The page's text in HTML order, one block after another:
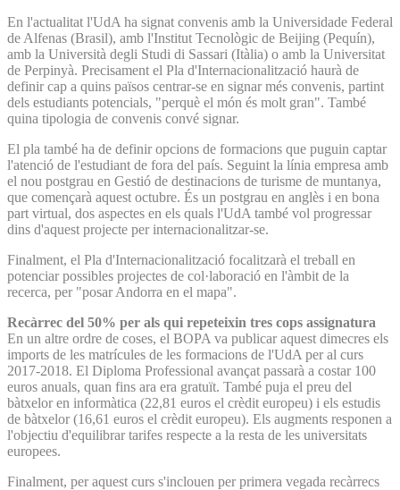
En l'actualitat l'UdA ha signat convenis amb la Universidade Federal
de Alfenas (Brasil), amb l'Institut Tecnològic de Beijing (Pequín),
amb la Università degli Studi di Sassari (Itàlia) o amb la Universitat
de Perpinyà. Precisament el Pla d'Internacionalització haurà de
definir cap a quins països centrar-se en signar més convenis, partint
dels estudiants potencials, "perquè el món és molt gran". També
quina tipologia de convenis convé signar.
El pla també ha de definir opcions de formacions que puguin captar
l'atenció de l'estudiant de fora del país. Seguint la línia empresa amb
el nou postgrau en Gestió de destinacions de turisme de muntanya,
que començarà aquest octubre. És un postgrau en anglès i en bona
part virtual, dos aspectes en els quals l'UdA també vol progressar
dins d'aquest projecte per internacionalitzar-se.
Finalment, el Pla d'Internacionalització focalitzarà el treball en
potenciar possibles projectes de col·laboració en l'àmbit de la
recerca, per "posar Andorra en el mapa".
Recàrrec del 50% per als qui repeteixin tres cops assignatura
En un altre ordre de coses, el BOPA va publicar aquest dimecres els
imports de les matrícules de les formacions de l'UdA per al curs
2017-2018. El Diploma Professional avançat passarà a costar 100
euros anuals, quan fins ara era gratuït. També puja el preu del
bàtxelor en informàtica (22,81 euros el crèdit europeu) i els estudis
de bàtxelor (16,61 euros el crèdit europeu). Els augments responen a
l'objectiu d'equilibrar tarifes respecte a la resta de les universitats
europees.
Finalment, per aquest curs s'inclouen per primera vegada recàrrecs